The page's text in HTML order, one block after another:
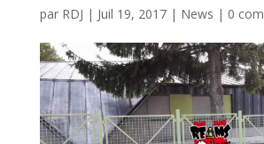
par RDJ | Juil 19, 2017| News | 0